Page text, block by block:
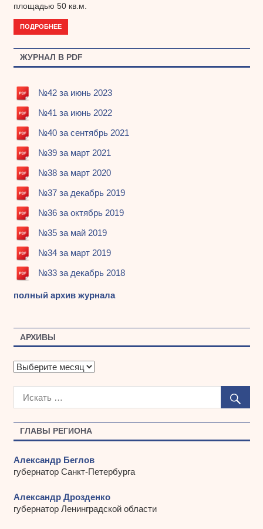
ГЛАВЫ РЕГИОНА
Александр Беглов
губернатор Санкт-Петербурга
Александр Дрозденко
губернатор Ленинградской области
площадью 50 кв.м.
ПОДРОБНЕЕ
ЖУРНАЛ В PDF
№42 за июнь 2023
№41 за июнь 2022
№40 за сентябрь 2021
№39 за март 2021
№38 за март 2020
№37 за декабрь 2019
№36 за октябрь 2019
№35 за май 2019
№34 за март 2019
№33 за декабрь 2018
полный архив журнала
АРХИВЫ
А
х
ы